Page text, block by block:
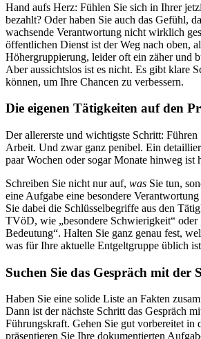
Hand aufs Herz: Fühlen Sie sich in Ihrer
bezahlt? Oder haben Sie auch das Gefühl,
wachsende Verantwortung nicht wirklich
öffentlichen Dienst ist der Weg nach oben,
Höhergruppierung, leider oft ein zäher und
Aber aussichtslos ist es nicht. Es gibt klare
können, um Ihre Chancen zu verbessern.
Die eigenen Tätigkeiten auf den
Der allererste und wichtigste Schritt:
Arbeit. Und zwar ganz penibel. Ein
paar Wochen oder sogar Monate hinweg ist
Schreiben Sie nicht nur auf, was Sie tun,
eine Aufgabe eine besondere
Sie dabei die Schlüsselbegriffe aus den
TVöD, wie „besondere Schwierigkeit“ oder
Bedeutung“. Halten Sie ganz genau fest,
was für Ihre aktuelle Entgeltgruppe üblich
Suchen Sie das Gespräch mit der
Haben Sie eine solide Liste an Fakten
Dann ist der nächste Schritt das Gespräch
Führungskraft. Gehen Sie gut vorbereitet in
präsentieren Sie Ihre dokumentierten